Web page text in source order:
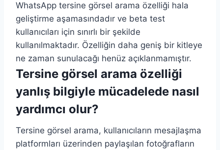
WhatsApp tersine görsel arama özelliği hala
geliştirme aşamasındadır ve beta test
kullanıcıları için sınırlı bir şekilde
kullanılmaktadır. Özelliğin daha geniş bir kitleye
ne zaman sunulacağı henüz açıklanmamıştır.
Tersine görsel arama özelliği
yanlış bilgiyle mücadelede nasıl
yardımcı olur?
Tersine görsel arama, kullanıcıların mesajlaşma
platformları üzerinden paylaşılan fotoğrafların